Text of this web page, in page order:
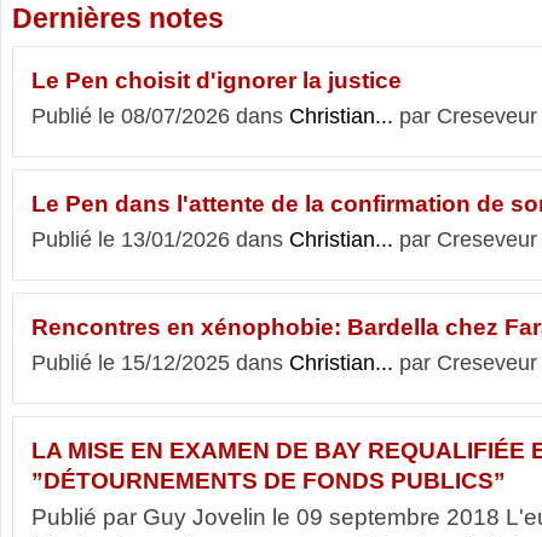
Dernières notes
Le Pen choisit d'ignorer la justice
Publié le 08/07/2026 dans Christian... par
Le Pen dans l'attente de la confirmation de
Publié le 13/01/2026 dans Christian... par
Rencontres en xénophobie: Bardella chez
Publié le 15/12/2025 dans Christian... par
LA MISE EN EXAMEN DE BAY REQUALIFIÉE
”DÉTOURNEMENTS DE FONDS PUBLICS”
Publié par Guy Jovelin le 09 septembre 2018